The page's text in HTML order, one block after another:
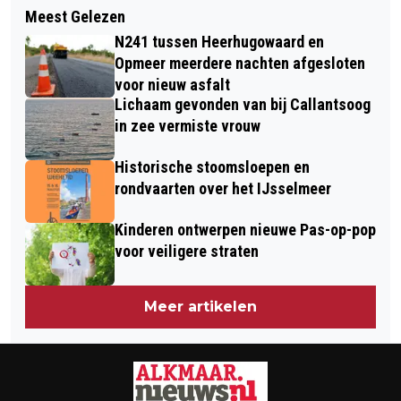
KEUKENS HELPEN IN
VOEDSELVERSPILLING
ZOEKACTIE NAAR INDRINGER IN
VERLATEN BEDRIJFSPAND AAN
ARCADIALAAN
Meest Gelezen
N241 tussen Heerhugowaard en
Opmeer meerdere nachten afgesloten
voor nieuw asfalt
Lichaam gevonden van bij Callantsoog
in zee vermiste vrouw
Historische stoomsloepen en
rondvaarten over het IJsselmeer
Kinderen ontwerpen nieuwe Pas-op-pop
voor veiligere straten
Meer artikelen